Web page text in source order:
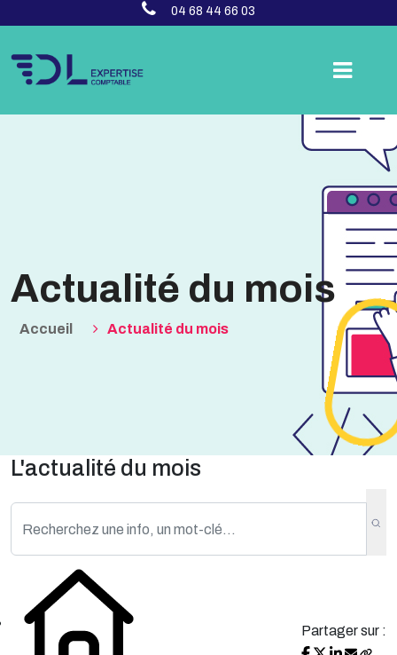
04 68 44 66 03
Actualité du mois
Accueil Actualité du mois
L'actualité du mois
Partager sur :